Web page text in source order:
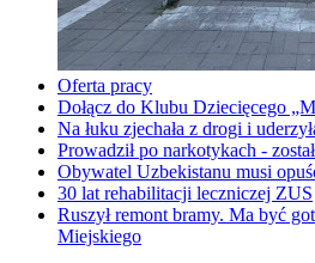
Oferta pracy
Dołącz do Klubu Dziecięcego
Na łuku zjechała z drogi i
Prowadził po narkotykach -
Obywatel Uzbekistanu musi
30 lat rehabilitacji leczniczej ZUS
Ruszył remont bramy. Ma być
Miejskiego